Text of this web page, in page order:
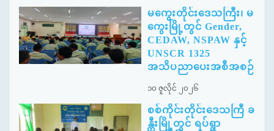
မကွေးတိုင်းဒေသကြီး၊ မ
ကွေးမြို့တွင် Gender,
CEDAW, NSPAW နှင့်
UNSCR 1325
အသိပညာပေးအစီအစဉ်
၁၀ ဇူလိုင် ၂၀၂၆
စစ်ကိုင်းတိုင်းဒေသကြီ ခ
န္တီးမြို့တွင် ရပ်ရွာ